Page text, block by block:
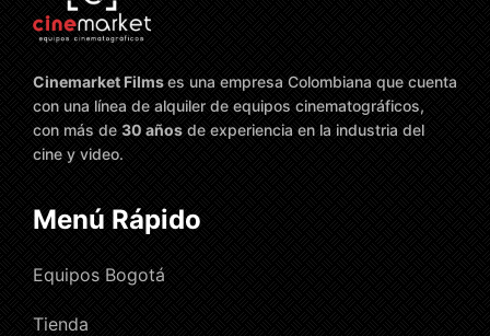
Cinemarket Filmses una empresa Colombiana que cuenta
con una línea de alquiler de equipos cinematográficos,
con más de 30 años de experiencia en la industria del
cine y video.
Menú Rápido
Equipos Bogotá
Tienda